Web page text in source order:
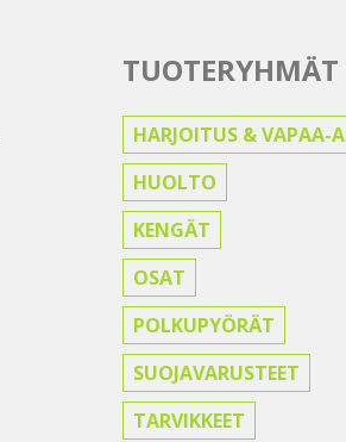
TUOTERYHMÄT
HARJOITUS & VAPAA-
HUOLTO
KENGÄT
OSAT
POLKUPYÖRÄT
SUOJAVARUSTEET
TARVIKKEET